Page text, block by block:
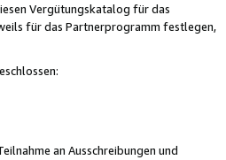
Vergütungskatalog für das
für das Partnerprogramm festlegen,
an Ausschreibungen und